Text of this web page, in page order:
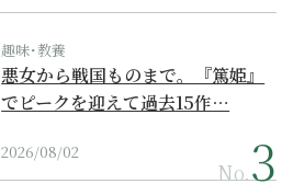
趣味･教養
悪女から戦国ものまで。『篤姫』
でピークを迎えて過去15作…
2026/08/02
No.